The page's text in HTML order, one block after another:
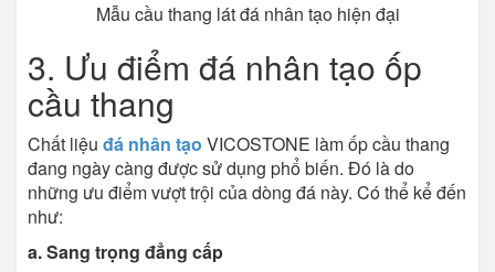
Mẫu cầu thang lát đá nhân tạo hiện đại
3. Ưu điểm đá nhân tạo ốp
cầu thang
Chất liệu đá nhân tạo VICOSTONE làm ốp cầu thang
đang ngày càng được sử dụng phổ biến. Đó là do
những ưu điểm vượt trội của dòng đá này. Có thể kể đến
như:
a. Sang trọng đẳng cấp